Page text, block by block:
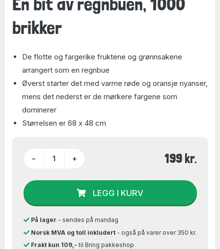
brikker
De flotte og fargerike fruktene og grønnsakene
arrangert som en regnbue
Øverst starter det med varme røde og oransje nyanser,
mens det nederst er de mørkere fargene som
dominerer
Størrelsen er 68 x 48 cm
− + 199 kr.
LEGG I KURV
På lager - sendes på mandag
Norsk MVA og toll inkludert- også på varer over 350 kr.
Frakt kun 109,- til Bring pakkeshop